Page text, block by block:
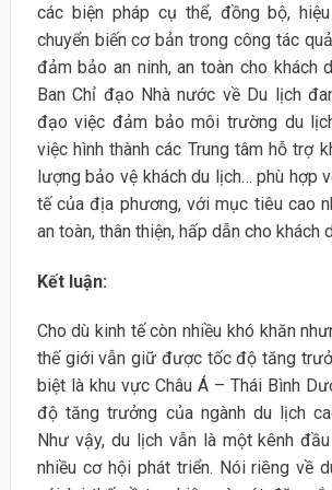
các biện pháp cụ thể, đồng bộ,
chuyển biến cơ bản trong công tác
đảm bảo an ninh, an toàn cho khách
Ban Chỉ đạo Nhà nước về Du lịch
đạo việc đảm bảo môi trường du
việc hình thành các Trung tâm hỗ trợ
lượng bảo vệ khách du lịch… phù hợp
tế của địa phương, với mục tiêu cao
an toàn, thân thiện, hấp dẫn cho khách
Kết luận:
Cho dù kinh tế còn nhiều khó khăn
thế giới vẫn giữ được tốc độ tăng
biệt là khu vực Châu Á – Thái Bình
độ tăng trưởng của ngành du lịch
Như vậy, du lịch vẫn là một kênh
nhiều cơ hội phát triển. Nói riêng về